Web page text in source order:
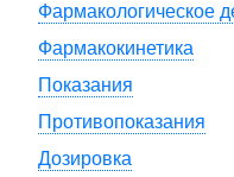
Фармакологическое
Фармакокинетика
Показания
Противопоказания
Дозировка